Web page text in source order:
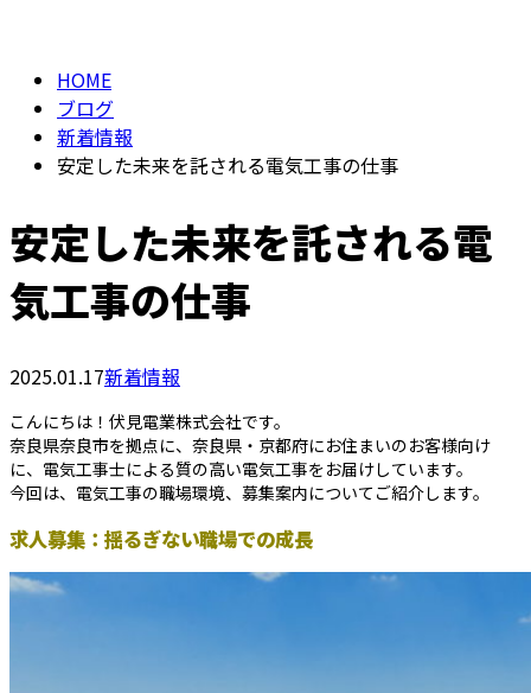
HOME
ブログ
新着情報
安定した未来を託される電気工事の仕事
安定した未来を託される電
気工事の仕事
2025.01.17新着情報
こんにちは！伏見電業株式会社です。
奈良県奈良市を拠点に、奈良県・京都府にお住まいのお客様向け
に、電気工事士による質の高い電気工事をお届けしています。
今回は、電気工事の職場環境、募集案内についてご紹介します。
求人募集：揺るぎない職場での成長